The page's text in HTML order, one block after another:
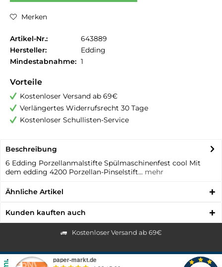
Merken
Artikel-Nr.:
643889
Hersteller:
Edding
Mindestabnahme: 1
Vorteile
Kostenloser Versand ab 69€
Verlängertes Widerrufsrecht 30 Tage
Kostenloser Schullisten-Service
Beschreibung
6 Edding Porzellanmalstifte Spülmaschinenfest cool Mit
dem edding 4200 Porzellan-Pinselstift... mehr
Ähnliche Artikel
Kunden kauften auch
Kostenloser Versand ab 69€